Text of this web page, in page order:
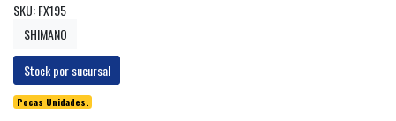
SKU: FX195
SHIMANO
Stock por sucursal
Pocas Unidades.